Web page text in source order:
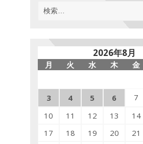
検
索:
2026年8月
月 火 水 木 金
3
4 5 6 7
10
11 12 13 14
17
18 19 20 21